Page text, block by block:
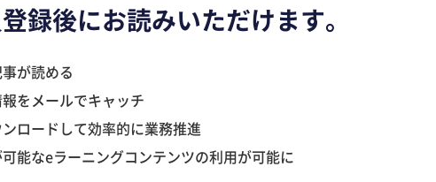
録後にお読みいただけます。
が読める
をメールでキャッチ
ロードして効率的に業務推進
能なeラーニングコンテンツの利用が可能に